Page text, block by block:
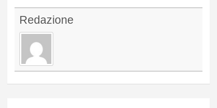
Redazione